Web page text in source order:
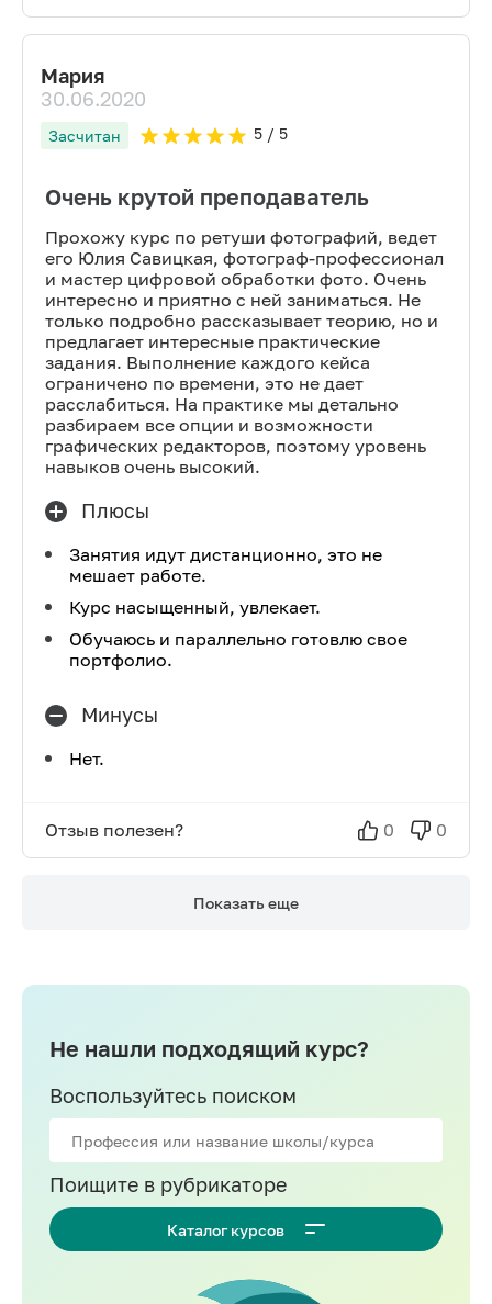
Мария
30.06.2020
Засчитан 5/ 5
Очень крутой преподаватель
Прохожу курс по ретуши фотографий, ведет
его Юлия Савицкая, фотограф-профессионал
и мастер цифровой обработки фото. Очень
интересно и приятно с ней заниматься. Не
только подробно рассказывает теорию, но и
предлагает интересные практические
задания. Выполнение каждого кейса
ограничено по времени, это не дает
расслабиться. На практике мы детально
разбираем все опции и возможности
графических редакторов, поэтому уровень
навыков очень высокий.
Плюсы
Занятия идут дистанционно, это не
мешает работе.
Курс насыщенный, увлекает.
Обучаюсь и параллельно готовлю свое
портфолио.
Минусы
Нет.
Отзыв полезен? 0 0
Показать еще
Не нашли подходящий курс?
Воспользуйтесь поиском
Поищите в рубрикаторе
Каталог курсов